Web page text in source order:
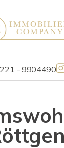
- 9904490